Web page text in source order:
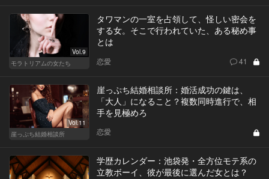
Vol.9
モラトリアムの女たち
タワマンの一室を占領して、怪しい密会を
する女。そこで行われていた、ある秘め事
とは
恋愛 41
Vol.11
崖っぷち結婚相談所
崖っぷち結婚相談所：婚活成功の鍵は、
「大人」になること？複数同時進行で、相
手を見極めろ
恋愛
学歴カレンダー：池袋発・全方位モテ系の
立教ボーイ、彼が最後に選んだ女とは？